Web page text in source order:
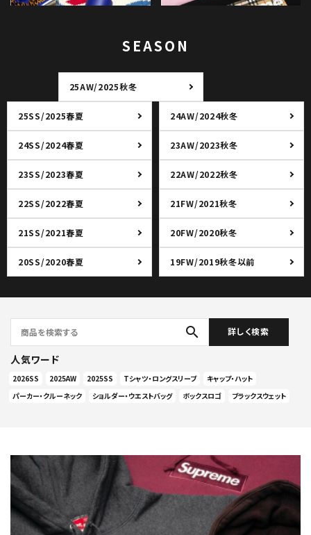
SEASON
25AW/2025秋冬
25SS/2025春夏 24AW/2024秋冬
24SS/2024春夏 23AW/2023秋冬
23SS/2023春夏 22AW/2022秋冬
22SS/2022春夏 21FW/2021秋冬
21SS/2021春夏 20FW/2020秋冬
20SS/2020春夏 19FW/2019秋冬以前
search 詳しく検索
人気ワード
2026SS 2025AW 2025SS Tシャツ・ロングスリーブ
キャップ・ハット
パーカー・クルーネック
ショルダー・ウエストバッグ ボックスロゴ ブラックスウェット